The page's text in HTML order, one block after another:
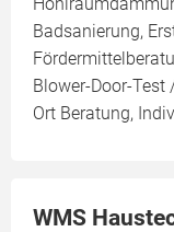
Badsanierung,
Blower-Door-Test
Ort Beratung,
WMS